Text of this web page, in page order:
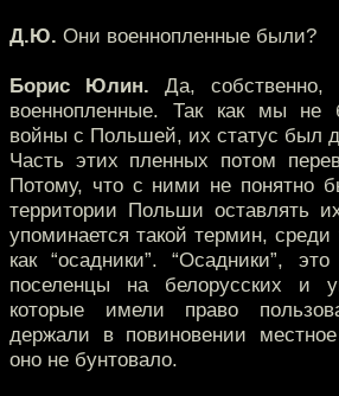
Д.Ю. Они военнопленные были?
Борис Юлин. Да,
военнопленные. Так как мы не
войны с Польшей, их статус был
Часть этих пленных потом
Потому, что с ними не понятно
территории Польши оставлять
упоминается такой термин,
как “осадники”. “Осадники”,
поселенцы на белорусских и
которые имели право
держали в повиновении
оно не бунтовало.